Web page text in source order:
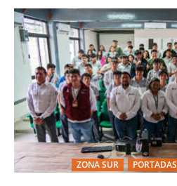
ZONA SUR PORTADAS